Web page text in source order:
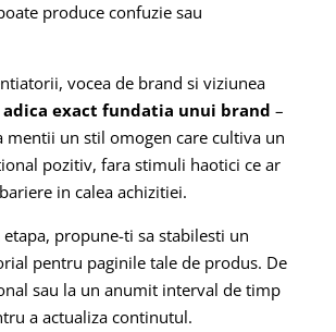
produce confuzie sau
vocea de brand si viziunea
adica exact fundatia unui brand –
mentii un stil omogen care cultiva un
pozitiv, fara stimuli haotici ce ar
in calea achizitiei.
etapa, propune-ti sa stabilesti un
pentru paginile tale de produs. De
sau la un anumit interval de timp
a actualiza continutul.